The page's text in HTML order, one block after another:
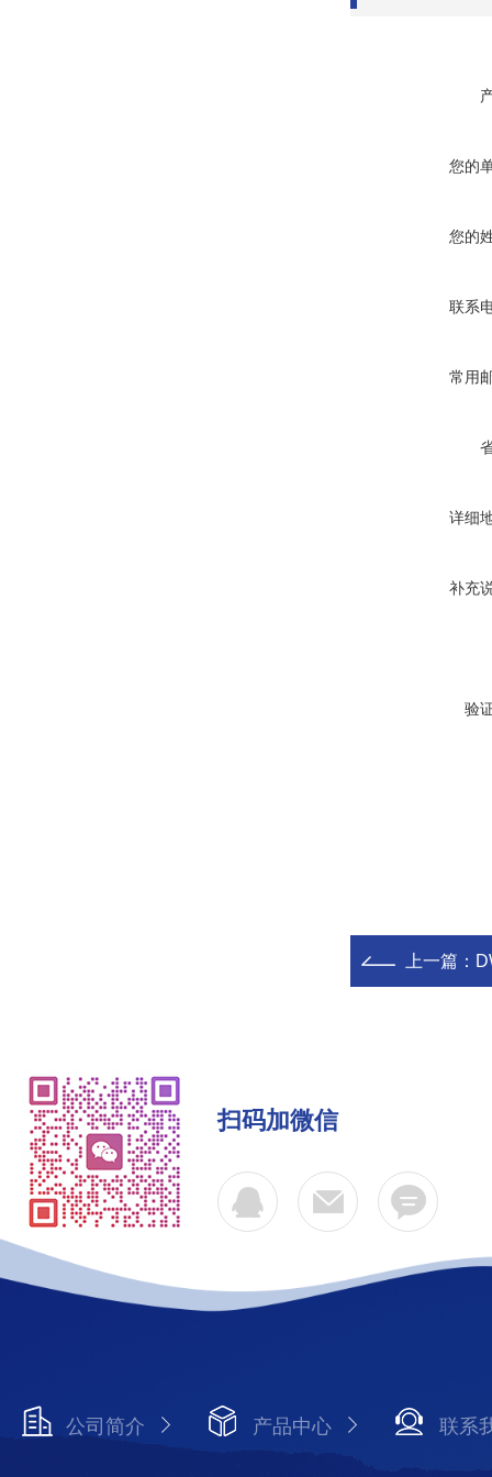
您的
您的
联系
常用
详细
补充
验
上一篇：
扫码加微信
公司简介 产品中心 联系